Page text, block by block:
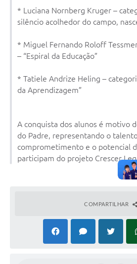
* Luciana Nornberg Kruger –
silêncio acolhedor do campo,
* Miguel Fernando Roloff
– “Espiral da Educação”
* Tatiele Andrize Heling –
da Aprendizagem”
A conquista dos alunos é motivo
do Padre, representando o
comprometimento e o potencial
participam do projeto Crescer
COMPARTILHAR